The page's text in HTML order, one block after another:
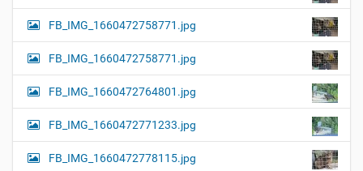
FB_IMG_1660472758771.jpg
FB_IMG_1660472758771.jpg
FB_IMG_1660472764801.jpg
FB_IMG_1660472771233.jpg
FB_IMG_1660472778115.jpg